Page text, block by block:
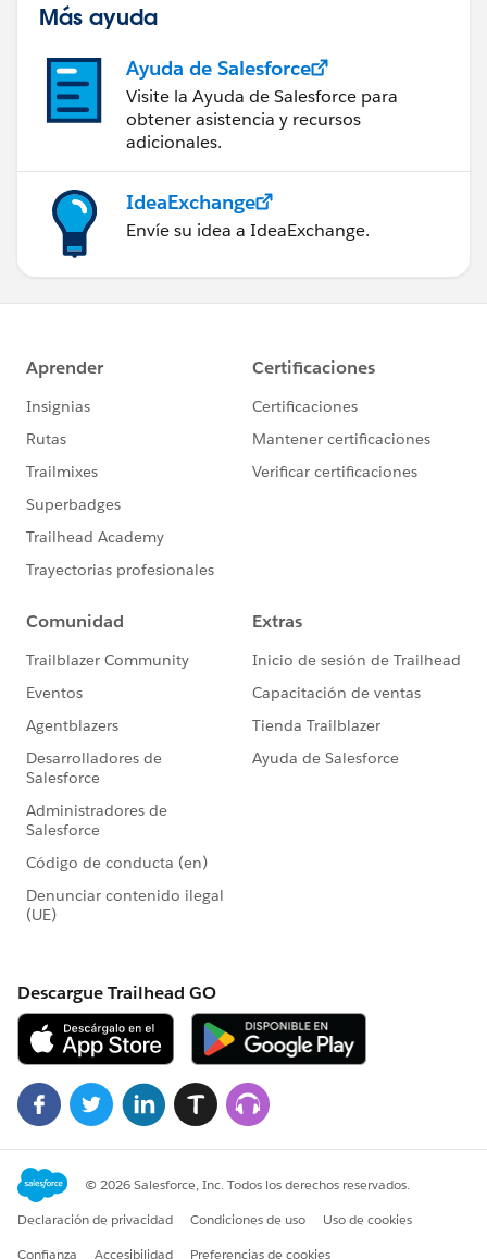
Más ayuda
Ayuda de Salesforce
Visite la Ayuda de Salesforce para
obtener asistencia y recursos
adicionales.
IdeaExchange
Envíe su idea a IdeaExchange.